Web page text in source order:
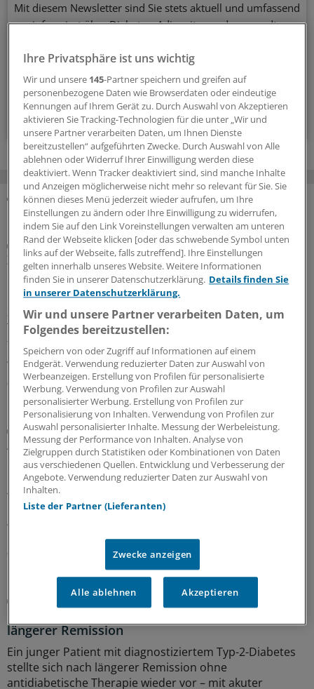
Mit diesem Newsletter sind Sie stets aktuell und umfassend
informiert über Diabetes, Adipositas und verwandte
alle 2 Wochen (Donnerstag)
Zum Abonnieren bitte anmelden
MEHR ZUM THEMA
Diabetes mellitus
Zusatznutzten für Teplizumab nicht
quantifizierbar
Keinen Anhaltspunkt für einen quantifizierbaren
Zusatznutzen des neu zugelassenen Antidiabetikums
Teplizumab hat der Gemeinsame Bundesausschuss
festgestellt. Für die Bewertung war beobachtendes
Abwarten vorgegeben worden.
06.08.2026
Diabetische Retinopathie
Auch seltene, milde Hypoglykämien gefährden
die Netzhaut
Eine gute Blutzuckerkontrolle senkt bei Menschen mit
Typ-2-Diabetes das Risiko für eine diabetische
Retinopathie. Dabei zählt mehr als der HbA
Wichtig ist auch, Unterzuckerungen zu vermeiden.
06.08.2026
längerer Remission
Ein junger Patient mit diagnostiziertem Typ-2-Diabetes
stellte sich nach längerer Remission ohne
antidiabetische Therapie wieder vor – mit akuter
Ihre Privatsphäre ist uns wichtig
Wir und unsere 145-Partner speichern und greifen auf
personenbezogene Daten wie Browserdaten oder eindeutige
Kennungen auf Ihrem Gerät zu. Durch Auswahl von Akzeptieren
aktivieren Sie Tracking-Technologien für die unter „Wir und
unsere Partner verarbeiten Daten, um Ihnen Dienste
bereitzustellen“ aufgeführten Zwecke. Durch Auswahl von Alle
ablehnen oder Widerruf Ihrer Einwilligung werden diese
deaktiviert. Wenn Tracker deaktiviert sind, sind manche Inhalte
und Anzeigen möglicherweise nicht mehr so relevant für Sie. Sie
können dieses Menü jederzeit wieder aufrufen, um Ihre
Einstellungen zu ändern oder Ihre Einwilligung zu widerrufen,
indem Sie auf den Link Voreinstellungen verwalten am unteren
Rand der Webseite klicken [oder das schwebende Symbol unten
links auf der Webseite, falls zutreffend]. Ihre Einstellungen
gelten innerhalb unseres Website. Weitere Informationen
finden Sie in unserer Datenschutzerklärung. Details finden Sie
in unserer Datenschutzerklärung.
Wir und unsere Partner verarbeiten Daten, um
Folgendes bereitzustellen:
Speichern von oder Zugriff auf Informationen auf einem
Endgerät. Verwendung reduzierter Daten zur Auswahl von
Werbeanzeigen. Erstellung von Profilen für personalisierte
Werbung. Verwendung von Profilen zur Auswahl
personalisierter Werbung. Erstellung von Profilen zur
Personalisierung von Inhalten. Verwendung von Profilen zur
Auswahl personalisierter Inhalte. Messung der Werbeleistung.
Messung der Performance von Inhalten. Analyse von
Zielgruppen durch Statistiken oder Kombinationen von Daten
aus verschiedenen Quellen. Entwicklung und Verbesserung der
Angebote. Verwendung reduzierter Daten zur Auswahl von
Inhalten.
Liste der Partner (Lieferanten)
Zwecke anzeigen
Alle ablehnen Akzeptieren